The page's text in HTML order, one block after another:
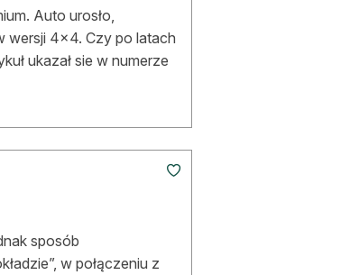
Auto urosło,
wersji 4×4. Czy po latach
ukazał sie w numerze
sposób
w połączeniu z